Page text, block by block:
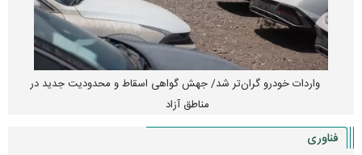
واردات خودرو گران‌تر شد/ جهش گواهی اسقاط و محدودیت جدید در
مناطق آزاد
فناوری